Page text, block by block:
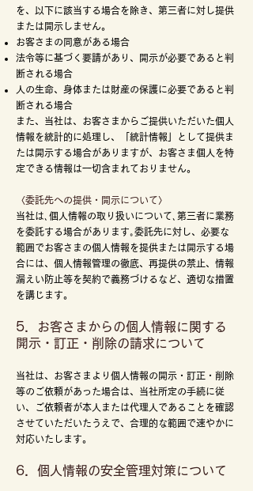
を、以下に該当する場合を除き、第三者に対し提供
または開示しません。
お客さまの同意がある場合
法令等に基づく要請があり、開示が必要であると判
断される場合
人の生命、身体または財産の保護に必要であると判
断される場合
また、当社は、お客さまからご提供いただいた個人
情報を統計的に処理し、「統計情報」として提供ま
たは開示する場合がありますが、お客さま個人を特
定できる情報は一切含まれておりません。
〈委託先への提供・開示について〉
当社は､個人情報の取り扱いについて､第三者に業務
を委託する場合があります｡委託先に対し、必要な
範囲でお客さまの個人情報を提供または開示する場
合には、個人情報管理の徹底、再提供の禁止、情報
漏えい防止等を契約で義務づけるなど、適切な措置
を講じます。
5．お客さまからの個人情報に関する
開示・訂正・削除の請求について
当社は、お客さまより個人情報の開示・訂正・削除
等のご依頼があった場合は、当社所定の手続に従
い、ご依頼者が本人または代理人であることを確認
させていただいたうえで、合理的な範囲で速やかに
対応いたします。
6．個人情報の安全管理対策について